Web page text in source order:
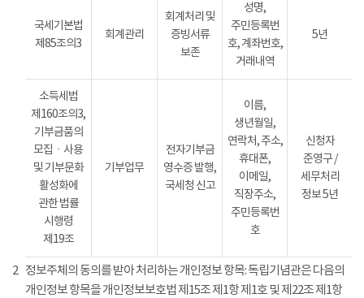
국세기본법
제85조의3
회계관리
회계처리 및
증빙서류
보존
성명,
주민등록번
호, 계좌번호,
거래내역
5년
소득세법
제160조의3,
기부금품의
모집ㆍ사용
및 기부문화
활성화에
관한 법률
시행령
제19조
기부업무
전자기부금
영수증 발행,
국세청 신고
이름,
생년월일,
연락처, 주소,
휴대폰,
이메일,
직장주소,
주민등록번
호
신청자
준영구 /
세무처리
정보 5년
2 정보주체의 동의를 받아 처리하는 개인정보 항목: 독립기념관은 다음의
개인정보 항목을 개인정보보호법 제15조 제1항 제1호 및 제22조 제1항